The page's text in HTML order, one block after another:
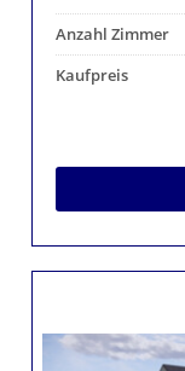
Anzahl Zimmer
Kaufpreis